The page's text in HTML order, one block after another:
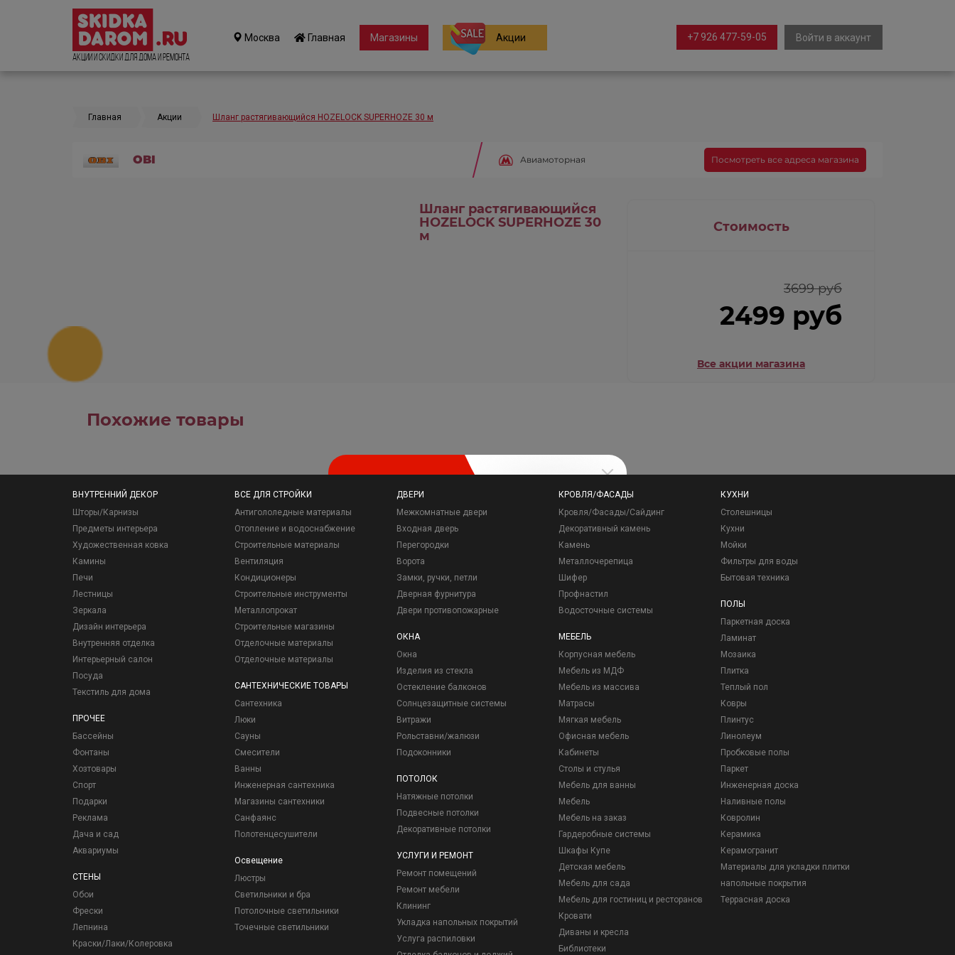
Акции и Скидки для дома и ремонта
Москва Главная Магазины Акции Войти в аккаунт
+7 926 477-59-05
Главная Акции Шланг растягивающийся HOZELOCK SUPERHOZE 30 м
OBI Авиамоторная Посмотреть все адреса магазина
Шланг растягивающийся
HOZELOCK SUPERHOZE 30
м
Стоимость
3699 руб
2499 руб
Все акции магазина
Похожие товары
ВНУТРЕННИЙ ДЕКОР
Шторы/Карнизы
Предметы интерьера
Художественная ковка
Камины
Печи
Лестницы
Зеркала
Дизайн интерьера
Внутренняя отделка
Интерьерный салон
Посуда
Текстиль для дома
ПРОЧЕЕ
Бассейны
Фонтаны
Хозтовары
Спорт
Подарки
Реклама
Дача и сад
Аквариумы
СТЕНЫ
Обои
Фрески
Лепнина
Краски/Лаки/Колеровка
ВСЕ ДЛЯ СТРОЙКИ
Антигололедные материалы
Отопление и водоснабжение
Строительные материалы
Вентиляция
Кондиционеры
Строительные инструменты
Металлопрокат
Строительные магазины
Отделочные материалы
Отделочные материалы
САНТЕХНИЧЕСКИЕ ТОВАРЫ
Сантехника
Люки
Сауны
Смесители
Ванны
Инженерная сантехника
Магазины сантехники
Санфаянс
Полотенцесушители
Освещение
Люстры
Светильники и бра
Потолочные светильники
Точечные светильники
ДВЕРИ
Межкомнатные двери
Входная дверь
Перегородки
Ворота
Замки, ручки, петли
Дверная фурнитура
Двери противопожарные
ОКНА
Окна
Изделия из стекла
Остекление балконов
Солнцезащитные системы
Витражи
Рольставни/жалюзи
Подоконники
ПОТОЛОК
Натяжные потолки
Подвесные потолки
Декоративные потолки
УСЛУГИ И РЕМОНТ
Ремонт помещений
Ремонт мебели
Клининг
Укладка напольных покрытий
Услуга распиловки
КРОВЛЯ/ФАСАДЫ
Кровля/Фасады/Сайдинг
Декоративный камень
Камень
Металлочерепица
Шифер
Профнастил
Водосточные системы
МЕБЕЛЬ
Корпусная мебель
Мебель из МДФ
Мебель из массива
Матрасы
Мягкая мебель
Офисная мебель
Кабинеты
Столы и стулья
Мебель для ванны
Мебель
Мебель на заказ
Гардеробные системы
Шкафы Купе
Детская мебель
Мебель для сада
Мебель для гостиниц и ресторанов
Кровати
Диваны и кресла
Библиотеки
КУХНИ
Столешницы
Кухни
Мойки
Фильтры для воды
Бытовая техника
ПОЛЫ
Паркетная доска
Ламинат
Мозаика
Плитка
Теплый пол
Ковры
Плинтус
Линолеум
Пробковые полы
Паркет
Инженерная доска
Наливные полы
Ковролин
Керамика
Керамогранит
Материалы для укладки плитки
напольные покрытия
Террасная доска